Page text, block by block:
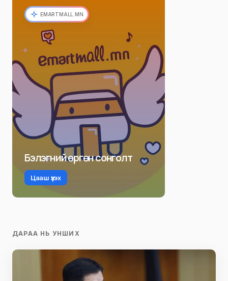
EMARTMALL.MN
Бэлэгний өргөн сонголт
Цааш үзэх
ДАРАА НЬ УНШИХ